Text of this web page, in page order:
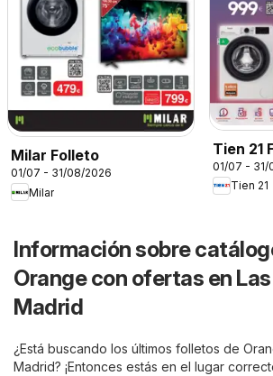
Milar Folleto
01/07 - 31/08/2026
Milar
Tien 21
01/07 - 31/
Tien 21
Información sobre
Orange con ofertas en
Madrid
¿Está buscando los últimos folletos de
Madrid? ¡Entonces estás en el lugar